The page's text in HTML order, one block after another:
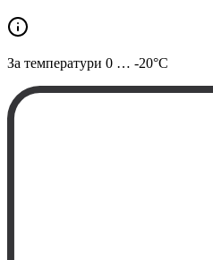
За температури 0 … -20°C